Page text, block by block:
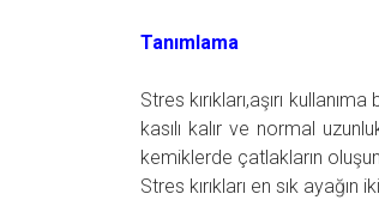
Tanımlama
Stres kırıkları,aşırı
kasılı kalır ve normal
kemiklerde çatlakların
Stres kırıkları en sık